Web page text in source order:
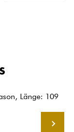
Länge: 109